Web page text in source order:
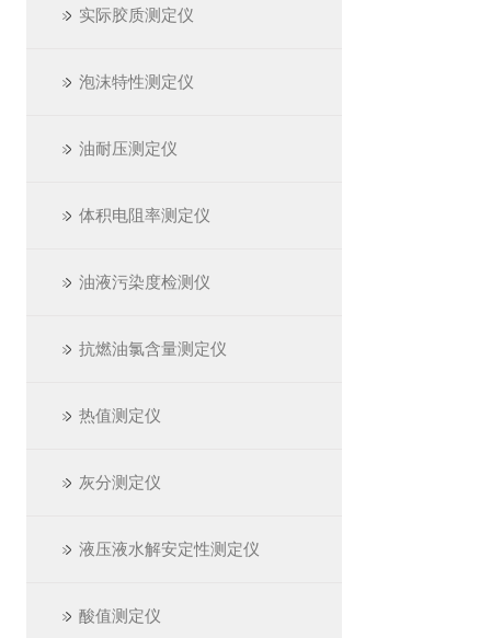
实际胶质测定仪
泡沫特性测定仪
油耐压测定仪
体积电阻率测定仪
油液污染度检测仪
抗燃油氯含量测定仪
热值测定仪
灰分测定仪
液压液水解安定性测定仪
酸值测定仪